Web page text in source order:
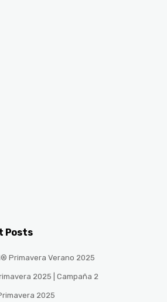
Posts
Primavera Verano 2025
2025 | Campaña 2
2025